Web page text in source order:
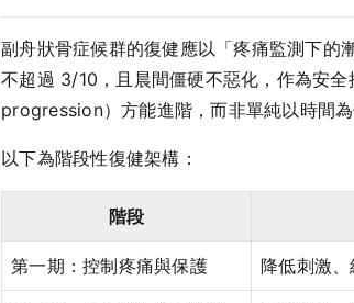
副舟狀骨症候群的復健應以「疼痛監測下的
不超過 3/10，且晨間僵硬不惡化，作為安
progression）方能進階，而非單純以時間為
以下為階段性復健架構：
階段
第一期：控制疼痛與保護 降低刺激